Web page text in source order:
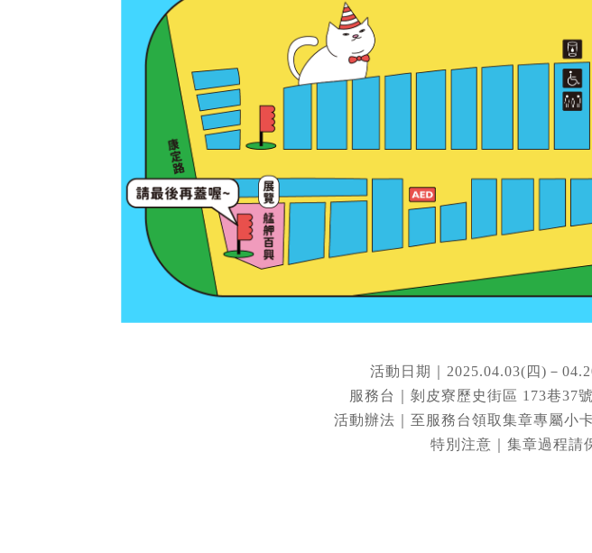
活動日期｜2025.04.03(四)－
服務台｜剝皮寮歷史街區 173巷37
活動辦法｜至服務台領取集章專屬小
特別注意｜集章過程請